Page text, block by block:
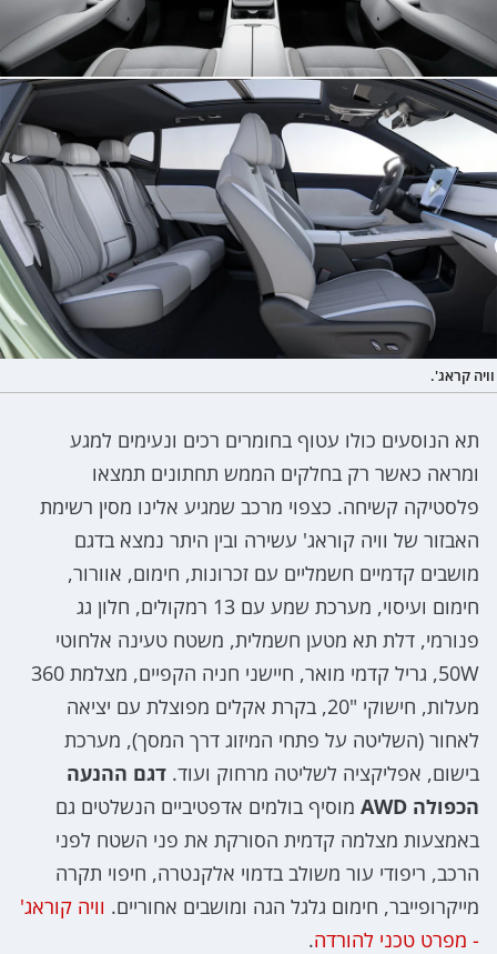
וויה קראג'.
תא הנוסעים כולו עטוף בחומרים רכים ונעימים למגע
ומראה כאשר רק בחלקים הממש תחתונים תמצאו
פלסטיקה קשיחה. כצפוי מרכב שמגיע אלינו מסין רשימת
האבזור של וויה קוראג' עשירה ובין היתר נמצא בדגם
מושבים קדמיים חשמליים עם זכרונות, חימום, אוורור,
חימום ועיסוי, מערכת שמע עם 13 רמקולים, חלון גג
פנורמי, דלת תא מטען חשמלית, משטח טעינה אלחוטי
50W, גריל קדמי מואר, חיישני חניה הקפיים, מצלמת 360
מעלות, חישוקי "20, בקרת אקלים מפוצלת עם יציאה
לאחור (השליטה על פתחי המיזוג דרך המסך), מערכת
בישום, אפליקציה לשליטה מרחוק ועוד. דגם ההנעה
הכפולה AWD
מוסיף בולמים אדפטיביים הנשלטים גם
באמצעות מצלמה קדמית הסורקת את פני השטח לפני
הרכב, ריפודי עור משולב בדמוי אלקנטרה, חיפוי תקרה
מייקרופייבר, חימום גלגל הגה ומושבים אחוריים. וויה קוראג'
- מפרט טכני להורדה.